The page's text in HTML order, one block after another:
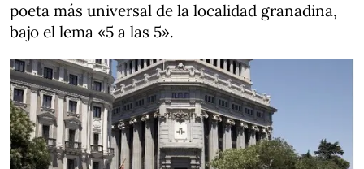
poeta más universal de la localidad granadina,
bajo el lema «5 a las 5».